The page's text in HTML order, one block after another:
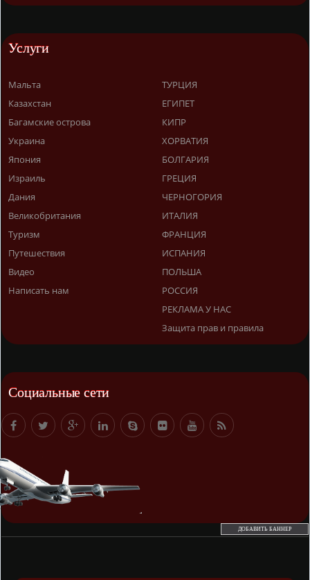
Услуги
Мальта
Казахстан
Багамские острова
Украина
Япония
Израиль
Дания
Великобритания
Туризм
Путешествия
Видео
Написать нам
ТУРЦИЯ
ЕГИПЕТ
КИПР
ХОРВАТИЯ
БОЛГАРИЯ
ГРЕЦИЯ
ЧЕРНОГОРИЯ
ИТАЛИЯ
ФРАНЦИЯ
ИСПАНИЯ
ПОЛЬША
РОССИЯ
РЕКЛАМА У НАС
Защита прав и правила
Социальные сети
ДОБАВИТЬ БАННЕР